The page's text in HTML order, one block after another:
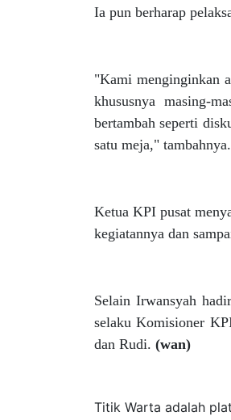
Ia pun berharap
"Kami menginginkan
khususnya masing-
bertambah seperti
satu meja," tambahnya.
Ketua KPI pusat
kegiatannya dan
Selain Irwansyah
selaku Komisioner
dan Rudi. (wan)
Titik Warta adalah